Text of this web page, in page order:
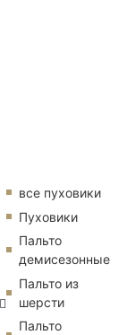
все пуховики
Пуховики
Пальто
демисезонные
Пальто из
шерсти
Пальто